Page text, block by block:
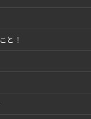
と！